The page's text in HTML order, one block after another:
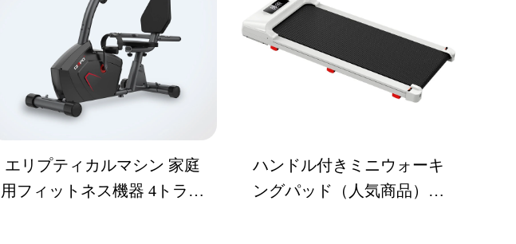
エリプティカルマシン 家庭
用フィットネス機器 4トラッ
ハンドル付きミニウォーキ
ングパッド（人気商品）家